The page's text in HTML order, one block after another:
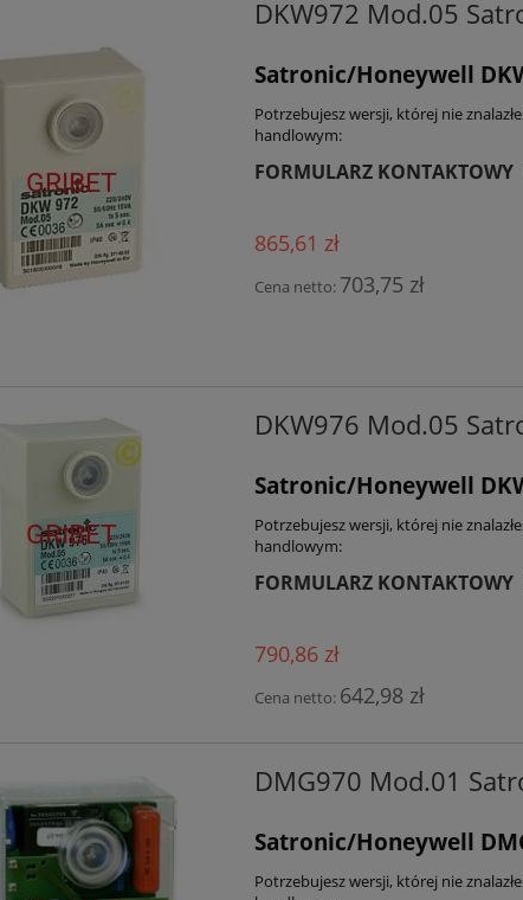
DKW972 Mod.05
Satronic/Honeywell
Potrzebujesz wersji, której nie
handlowym:
FORMULARZ KONTAKTOWY
865,61 zł
Cena netto: 703,75 zł
DKW976 Mod.05
Satronic/Honeywell
Potrzebujesz wersji, której nie
handlowym:
FORMULARZ KONTAKTOWY
790,86 zł
Cena netto: 642,98 zł
DMG970 Mod.01
Satronic/Honeywell
Potrzebujesz wersji, której nie